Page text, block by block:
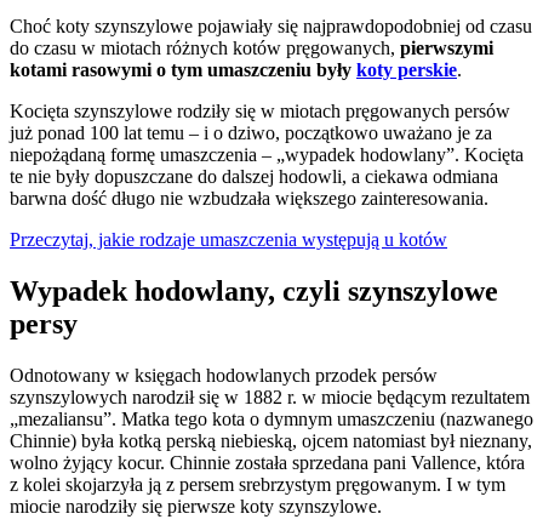
Choć koty szynszylowe pojawiały się najprawdopodobniej od czasu
do czasu w miotach różnych kotów pręgowanych, pierwszymi
kotami rasowymi o tym umaszczeniu były koty perskie.
Kocięta szynszylowe rodziły się w miotach pręgowanych persów
już ponad 100 lat temu – i o dziwo, początkowo uważano je za
niepożądaną formę umaszczenia – „wypadek hodowlany”. Kocięta
te nie były dopuszczane do dalszej hodowli, a ciekawa odmiana
barwna dość długo nie wzbudzała większego zainteresowania.
Przeczytaj, jakie rodzaje umaszczenia występują u kotów
Wypadek hodowlany, czyli szynszylowe
persy
Odnotowany w księgach hodowlanych przodek persów
szynszylowych narodził się w 1882 r. w miocie będącym rezultatem
„mezaliansu”. Matka tego kota o dymnym umaszczeniu (nazwanego
Chinnie) była kotką perską niebieską, ojcem natomiast był nieznany,
wolno żyjący kocur. Chinnie została sprzedana pani Vallence, która
z kolei skojarzyła ją z persem srebrzystym pręgowanym. I w tym
miocie narodziły się pierwsze koty szynszylowe.